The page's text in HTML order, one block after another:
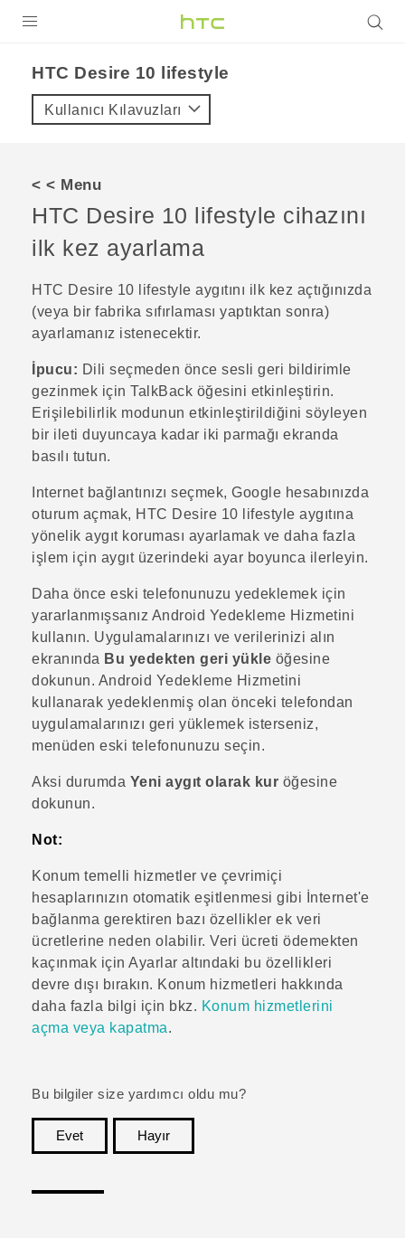
VIVE
VIVERSE
DESTEK
HTC Desire 10 lifestyle‎
Kullanıcı Kılavuzları
< < Menu
HTC Desire 10 lifestyle cihazını
ilk kez ayarlama
HTC Desire 10 lifestyle aygıtını ilk kez açtığınızda
(veya bir fabrika sıfırlaması yaptıktan sonra)
ayarlamanız istenecektir.
İpucu: Dili seçmeden önce sesli geri bildirimle
gezinmek için TalkBack öğesini etkinleştirin.
Erişilebilirlik modunun etkinleştirildiğini söyleyen
bir ileti duyuncaya kadar iki parmağı ekranda
basılı tutun.
Internet bağlantınızı seçmek, Google hesabınızda
oturum açmak, HTC Desire 10 lifestyle aygıtına
yönelik aygıt koruması ayarlamak ve daha fazla
işlem için aygıt üzerindeki ayar boyunca ilerleyin.
Daha önce eski telefonunuzu yedeklemek için
yararlanmışsanız Android Yedekleme Hizmetini
kullanın. Uygulamalarınızı ve verilerinizi alın
ekranında Bu yedekten geri yükle öğesine
dokunun. Android Yedekleme Hizmetini
kullanarak yedeklenmiş olan önceki telefondan
uygulamalarınızı geri yüklemek isterseniz,
menüden eski telefonunuzu seçin.
Aksi durumda Yeni aygıt olarak kur öğesine
dokunun.
Not:
Konum temelli hizmetler ve çevrimiçi
hesaplarınızın otomatik eşitlenmesi gibi İnternet'e
bağlanma gerektiren bazı özellikler ek veri
ücretlerine neden olabilir. Veri ücreti ödemekten
kaçınmak için Ayarlar altındaki bu özellikleri
devre dışı bırakın. Konum hizmetleri hakkında
daha fazla bilgi için bkz. Konum hizmetlerini
açma veya kapatma.
Bu bilgiler size yardımcı oldu mu?
Evet
Hayır